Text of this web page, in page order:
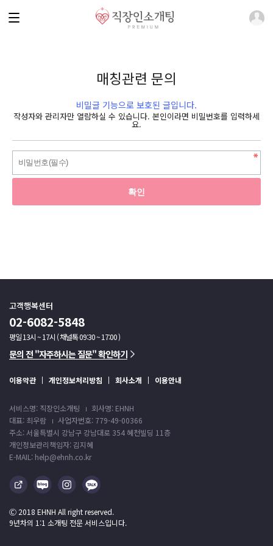
매칭관련 문의
비밀글 기능으로 보호된 글입니다.
작성자와 관리자만 열람하실 수 있습니다. 본인이라면 비밀번호를 입력하세
요.
고객행복센터
02-6082-5848
평일 13시 ~ 17시 ( 채널톡 09:30 ~ 17:00 )
문의 전 "자주하시는 질문" 확인하기
이용약관 개인정보처리방침 회사소개 이용안내
서비스명: 직장인소개팅
회사명: EHNH
대표: 최우람
사업자번호: 779-49-00366
주소: 서울특별시 강남구 강남대로 354 혜천빌딩 11층
개인정보관리책임자: 김지혜
E-MAIL: help@ehnh.co.kr
Ⓒ 2018 EHNH All right reserved.
9년차의 1:1 소개팅 전문 서비스입니다.